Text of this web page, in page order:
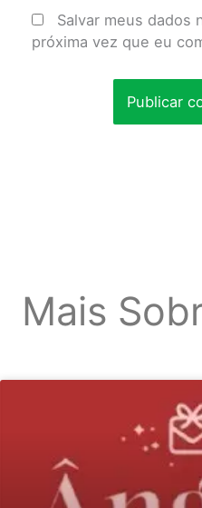
Salvar meus dados
próxima vez que eu
Mais